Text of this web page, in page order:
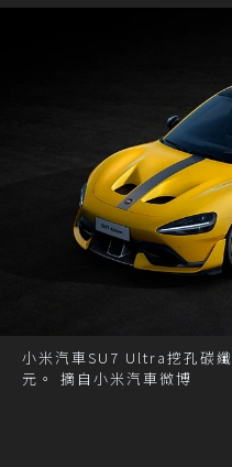
小米汽車SU7 Ultra挖孔碳
元。 摘自小米汽車微博